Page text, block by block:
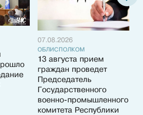
07.08.2026
ОБЛИСПОЛКОМ
13 августа прием
граждан проведет
Председатель
Государственного
военно-промышленного
комитета Республики